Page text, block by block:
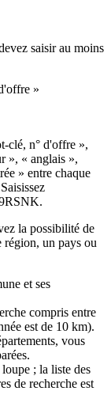
saisir au moins
»
clé, n° d'offre »,
», « anglais »,
» entre chaque
la possibilité de
région, un pays ou
et ses
compris entre
est de 10 km).
vous
; la liste des
de recherche est